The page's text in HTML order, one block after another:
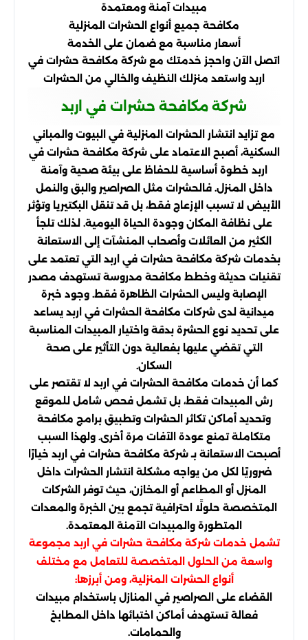
مبيدات آمنة ومعتمدة
مكافحة جميع أنواع الحشرات المنزلية
أسعار مناسبة مع ضمان على الخدمة
اتصل الآن واحجز خدمتك مع شركة مكافحة حشرات في
اربد واستعد منزلك النظيف والخالي من الحشرات
شركة مكافحة حشرات في اربد
مع تزايد انتشار الحشرات المنزلية في البيوت والمباني
السكنية، أصبح الاعتماد على شركة مكافحة حشرات في
اربد خطوة أساسية للحفاظ على بيئة صحية وآمنة
داخل المنزل. فالحشرات مثل الصراصير والبق والنمل
الأبيض لا تسبب الإزعاج فقط، بل قد تنقل البكتيريا وتؤثر
على نظافة المكان وجودة الحياة اليومية. لذلك تلجأ
الكثير من العائلات وأصحاب المنشآت إلى الاستعانة
بخدمات شركة مكافحة حشرات في اربد التي تعتمد على
تقنيات حديثة وخطط مكافحة مدروسة تستهدف مصدر
الإصابة وليس الحشرات الظاهرة فقط. وجود خبرة
ميدانية لدى شركات مكافحة الحشرات في اربد يساعد
على تحديد نوع الحشرة بدقة واختيار المبيدات المناسبة
التي تقضي عليها بفعالية دون التأثير على صحة
السكان.
كما أن خدمات مكافحة الحشرات في اربد لا تقتصر على
رش المبيدات فقط، بل تشمل فحص شامل للموقع
وتحديد أماكن تكاثر الحشرات وتطبيق برامج مكافحة
متكاملة تمنع عودة الآفات مرة أخرى. ولهذا السبب
أصبحت الاستعانة بـ شركة مكافحة حشرات في اربد خيارًا
ضروريًا لكل من يواجه مشكلة انتشار الحشرات داخل
المنزل أو المطاعم أو المخازن، حيث توفر الشركات
المتخصصة حلولًا احترافية تجمع بين الخبرة والمعدات
المتطورة والمبيدات الآمنة المعتمدة.
تشمل خدمات شركة مكافحة حشرات في اربد مجموعة
واسعة من الحلول المتخصصة للتعامل مع مختلف
أنواع الحشرات المنزلية، ومن أبرزها:
القضاء على الصراصير في المنازل باستخدام مبيدات
فعالة تستهدف أماكن اختبائها داخل المطابخ
والحمامات.